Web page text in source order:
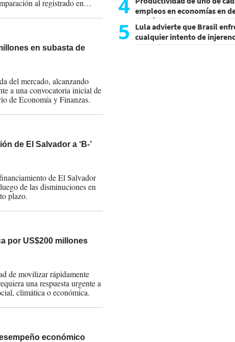
al registrado en
en subasta de
del mercado, alcanzando
a una convocatoria inicial de
de Economía y Finanzas.
de El Salvador a ‘B-’
de El Salvador
de las disminuciones en
plazo.
por US$200 millones
de movilizar rápidamente
una respuesta urgente a
climática o económica.
económico
empleos en economías en
podría mejorar por la IA
5
Lula advierte que Brasil
cualquier intento de
extranjera